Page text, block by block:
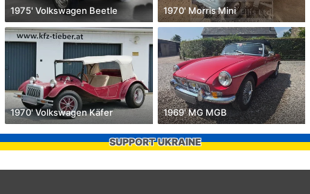
1975' Volkswagen Beetle 1970' Morris Mini
1970' Volkswagen Käfer 1969' MG MGB
SUPPORT UKRAINE